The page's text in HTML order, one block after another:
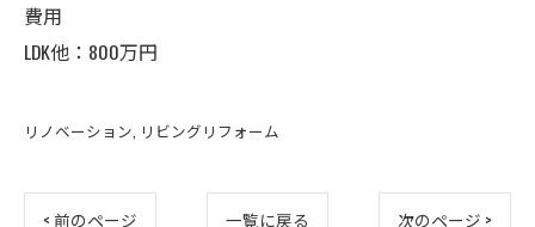
費用
LDK他：800万円
リノベーション リビングリフォーム
< 前のページ 一覧に戻る 次のページ >